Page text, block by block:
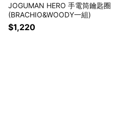
JOGUMAN HERO 手電筒鑰匙圈
(BRACHIO&WOODY一組)
$1,220